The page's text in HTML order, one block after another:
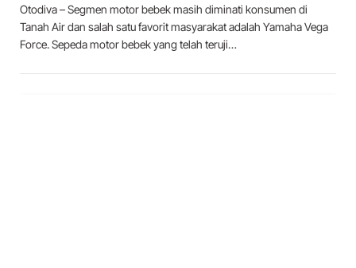
Otodiva – Segmen motor bebek masih diminati konsumen di
Tanah Air dan salah satu favorit masyarakat adalah Yamaha Vega
Force. Sepeda motor bebek yang telah teruji…